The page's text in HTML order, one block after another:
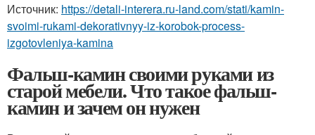
Источник: https://detali-interera.ru-land.com/stati/kamin-
svoimi-rukami-dekorativnyy-iz-korobok-process-
izgotovleniya-kamina
Фальш-камин своими руками из
старой мебели. Что такое фальш-
камин и зачем он нужен